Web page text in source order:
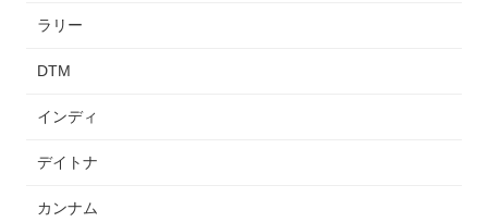
ラリー
DTM
インディ
デイトナ
カンナム